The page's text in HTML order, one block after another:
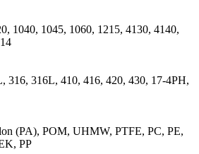
1040, 1045, 1060, 1215, 4130, 4140,
316, 316L, 410, 416, 420, 430, 17-4PH,
(PA), POM, UHMW, PTFE, PC, PE,
PP